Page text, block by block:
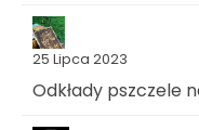
25 Lipca 2023
Odkłady pszczele